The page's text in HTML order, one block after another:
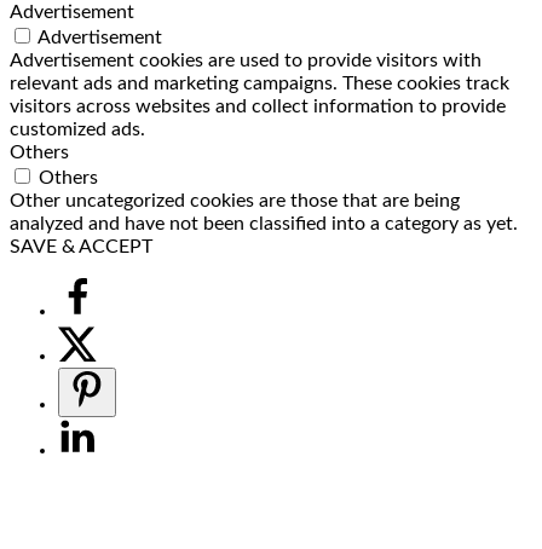
Advertisement
Advertisement
Advertisement cookies are used to provide visitors with
relevant ads and marketing campaigns. These cookies track
visitors across websites and collect information to provide
customized ads.
Others
Others
Other uncategorized cookies are those that are being
analyzed and have not been classified into a category as yet.
SAVE & ACCEPT